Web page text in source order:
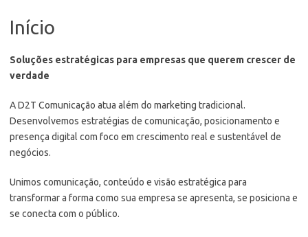
Início
Soluções estratégicas para empresas que querem crescer de
verdade
A D2T Comunicação atua além do marketing tradicional.
Desenvolvemos estratégias de comunicação, posicionamento e
presença digital com foco em crescimento real e sustentável de
negócios.
Unimos comunicação, conteúdo e visão estratégica para
transformar a forma como sua empresa se apresenta, se posiciona e
se conecta com o público.